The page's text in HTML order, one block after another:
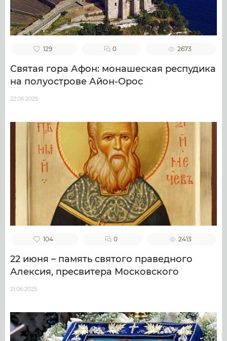
129 0 2673
Святая гора Афон: монашеская респудика
на полуострове Айон-Орос
22.06.2025
104 0 2413
22 июня – память святого праведного
Алексия, пресвитера Московского
21.06.2025